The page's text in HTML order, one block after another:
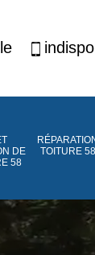
DE
58
TOITURE 58